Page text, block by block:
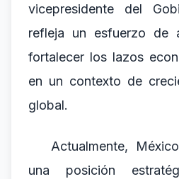
vicepresidente del
refleja un esfuerzo de
fortalecer los lazos
en un contexto de
global.
Actualmente,
una posición